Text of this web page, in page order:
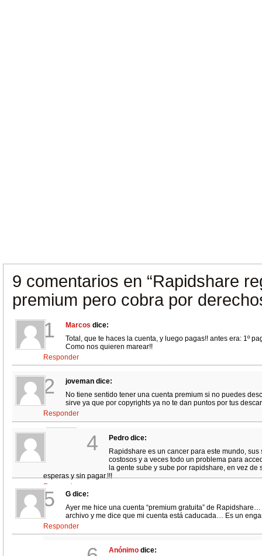
9 comentarios en “Rapidshare
premium pero cobra por
1 Marcos dice:
Total, que te haces la cuenta, y luego pagas!! antes era: 1º
Como nos quieren marear!!
Responder
2 joveman dice:
No tiene sentido tener una cuenta premium si no puedes
sirve ya que por copyrights ya no te dan puntos por tus
Responder
joveman
dice:
Es decir por las descargas que realizan por tus
Responder
4 Pedro dice:
Rapidshare es un cancer para este mundo,
costosos y a veces todo un problema para
la gente sube y sube por rapidshare, en vez de
esperas y sin pagar.!!!
Responder
5 G dice:
Ayer me hice una cuenta “premium gratuita” de
archivo y me dice que mi cuenta está caducada… Es un
Responder
ivan
dice:
Anónimo dice: